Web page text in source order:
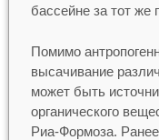
бассейне за тот же
Помимо
высачивание
может быть
органического
Риа-Формоза.